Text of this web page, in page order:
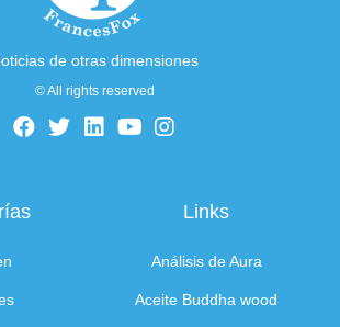
de otras dimensiones
© All rights reserved
Links
Análisis de Aura
Aceite Buddha wood